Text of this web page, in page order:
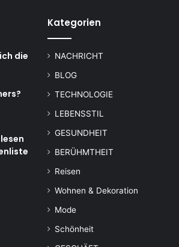
die
Kategorien
NACHRICHT
BLOG
TECHNOLOGIE
LEBENSSTIL
GESUNDHEIT
BERÜHMTHEIT
Reisen
Wohnen & Dekoration
Mode
Schönheit